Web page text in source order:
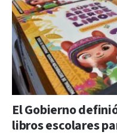
El Gobierno
libros escolares